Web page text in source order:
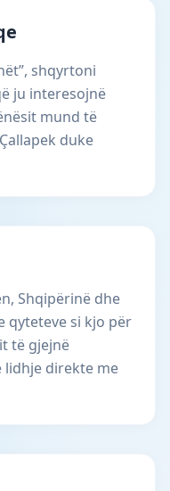
shqyrtoni
ju interesojnë
mund të
duke
Shqipërinë dhe
qyteteve si kjo për
të gjejnë
direkte me